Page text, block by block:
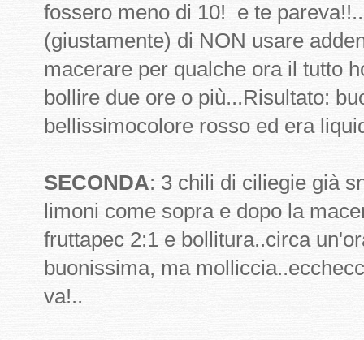
fossero meno di 10! e te
(giustamente) di NON usare
macerare per qualche ora il tutto
bollire due ore o più...Risultato:
bellissimocolore rosso ed era
SECONDA: 3 chili di ciliegie già
limoni come sopra e dopo la
fruttapec 2:1 e bollitura..circa
buonissima, ma
va!..